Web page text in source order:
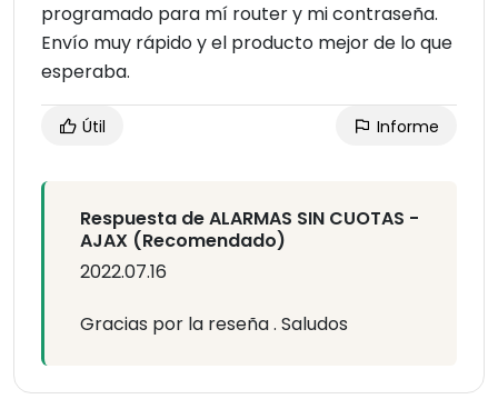
programado para mí router y mi contraseña.
Envío muy rápido y el producto mejor de lo que
esperaba.
Útil Informe
Respuesta de ALARMAS SIN CUOTAS -
AJAX (Recomendado)
2022.07.16
Gracias por la reseña . Saludos